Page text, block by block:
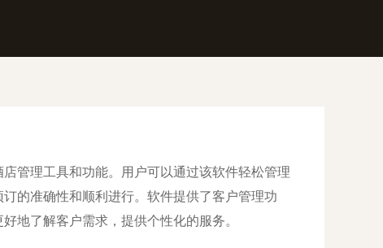
理工具和功能。用户可以通过该软件轻松管理
的准确性和顺利进行。软件提供了客户管理功
地了解客户需求，提供个性化的服务。